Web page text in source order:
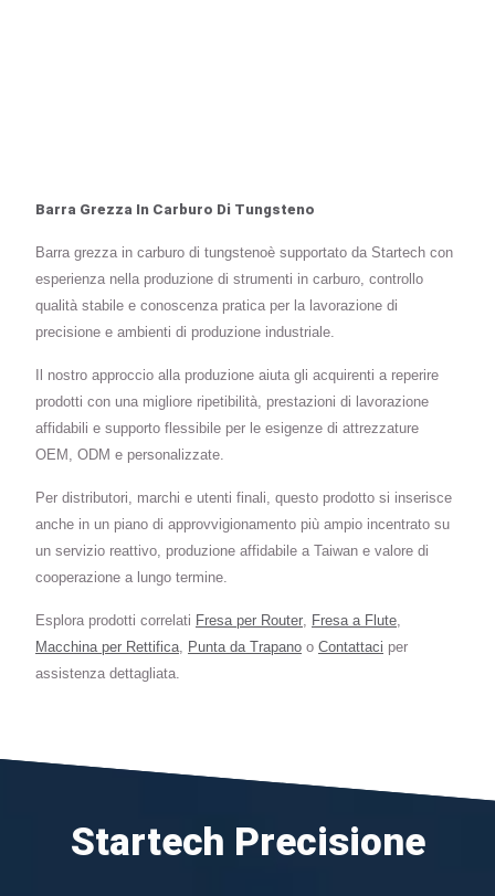
Barra Grezza In Carburo Di Tungsteno
Barra grezza in carburo di tungstenoè supportato da Startech con
esperienza nella produzione di strumenti in carburo, controllo
qualità stabile e conoscenza pratica per la lavorazione di
precisione e ambienti di produzione industriale.
Il nostro approccio alla produzione aiuta gli acquirenti a reperire
prodotti con una migliore ripetibilità, prestazioni di lavorazione
affidabili e supporto flessibile per le esigenze di attrezzature
OEM, ODM e personalizzate.
Per distributori, marchi e utenti finali, questo prodotto si inserisce
anche in un piano di approvvigionamento più ampio incentrato su
un servizio reattivo, produzione affidabile a Taiwan e valore di
cooperazione a lungo termine.
Esplora prodotti correlati Fresa per Router, Fresa a Flute,
Macchina per Rettifica, Punta da Trapano o Contattaci per
assistenza dettagliata.
Startech Precisione